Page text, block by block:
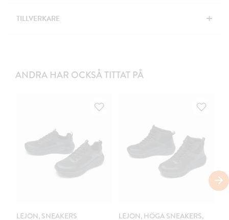
TILLVERKARE +
ANDRA HAR OCKSÅ TITTAT PÅ
LEJON, SNEAKERS LEJON, HÖGA SNEAKERS,